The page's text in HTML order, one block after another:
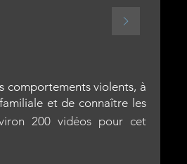
comportements violents, à
et de connaître les
200 vidéos pour cet